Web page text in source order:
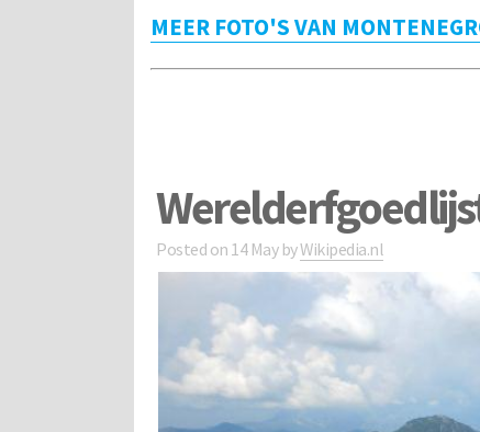
MEER FOTO'S VAN
Posted on 14 MaybyWikipedia.nl